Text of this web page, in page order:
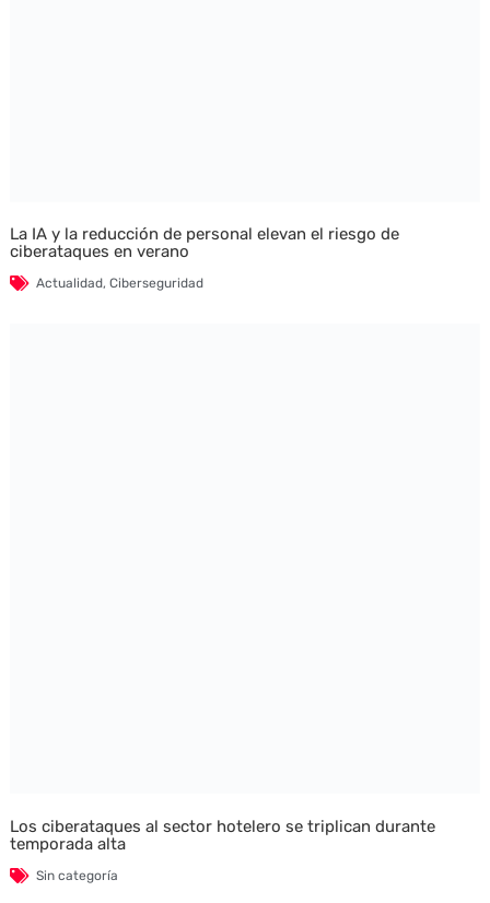
La IA y la reducción de personal elevan el riesgo de
ciberataques en verano
Actualidad, Ciberseguridad
Los ciberataques al sector hotelero se triplican durante
temporada alta
Sin categoría